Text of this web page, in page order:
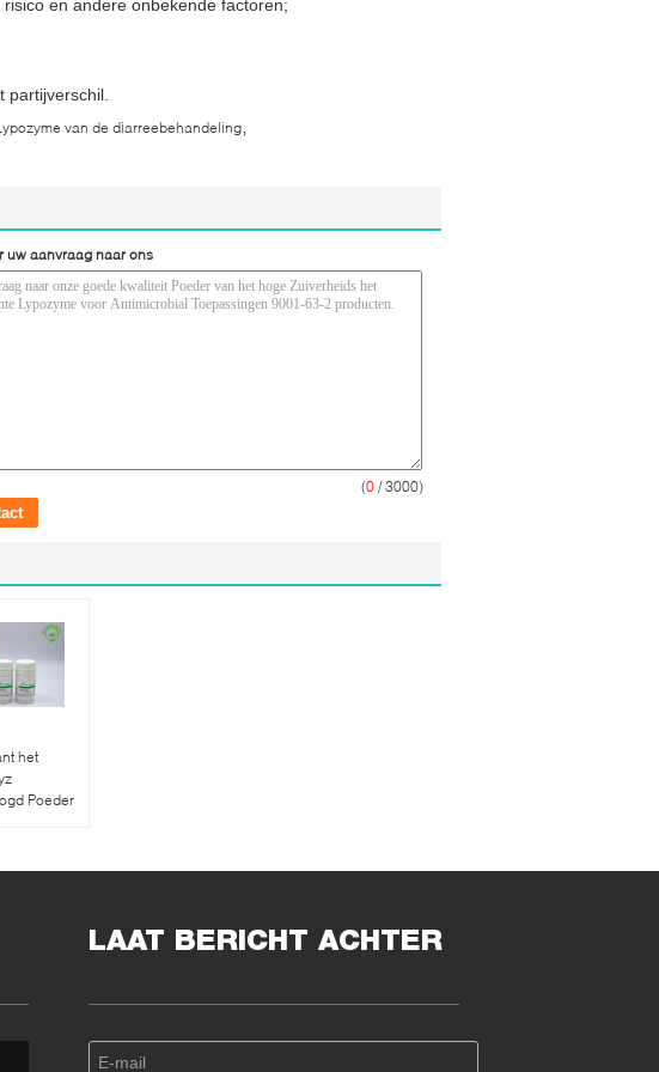
en andere onbekende factoren;
partijverschil.
van de diarreebehandeling
uw aanvraag naar ons
(0 / 3000)
het
Poeder
LAAT BERICHT ACHTER